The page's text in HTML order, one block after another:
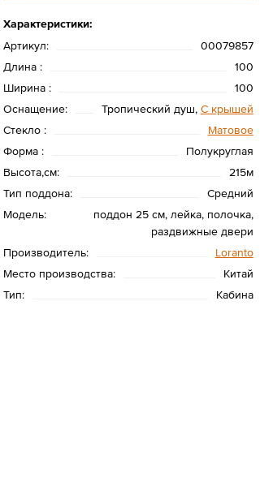
Характеристики:
Артикул:
00079857
Длина :
100
Ширина :
100
Оснащение:
Тропический душ, С крышей
Стекло :
Матовое
Форма :
Полукруглая
Высота,см:
215м
Тип поддона:
Средний
Модель:
поддон 25 см, лейка, полочка,
раздвижные двери
Производитель:
Loranto
Место производства:
Китай
Тип:
Кабина